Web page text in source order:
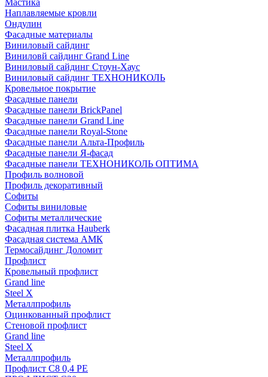
Мастика
Наплавляемые кровли
Ондулин
Фасадные материалы
Виниловый сайдинг
Виниловй сайдинг Grand Line
Виниловый сайдинг Стоун-Хаус
Виниловый сайдинг ТЕХНОНИКОЛЬ
Кровельное покрытие
Фасадные панели
Фасадные панели BrickPanel
Фасадные панели Grand Line
Фасадные панели Royal-Stone
Фасадные панели Альта-Профиль
Фасадные панели Я-фасад
Фасадные панели ТЕХНОНИКОЛЬ ОПТИМА
Профиль волновой
Профиль декоративный
Софиты
Софиты виниловые
Софиты металлические
Фасадная плитка Hauberk
Фасадная система АМК
Термосайдинг Доломит
Профлист
Кровельный профлист
Grand line
Steel X
Металлпрофиль
Оцинкованный профлист
Стеновой профлист
Grand line
Steel X
Металлпрофиль
Профлист С8 0,4 РЕ